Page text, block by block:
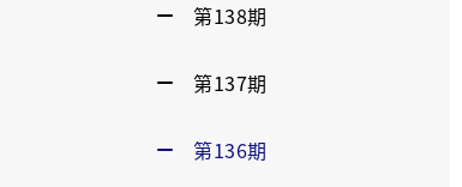
第138期
第137期
第136期